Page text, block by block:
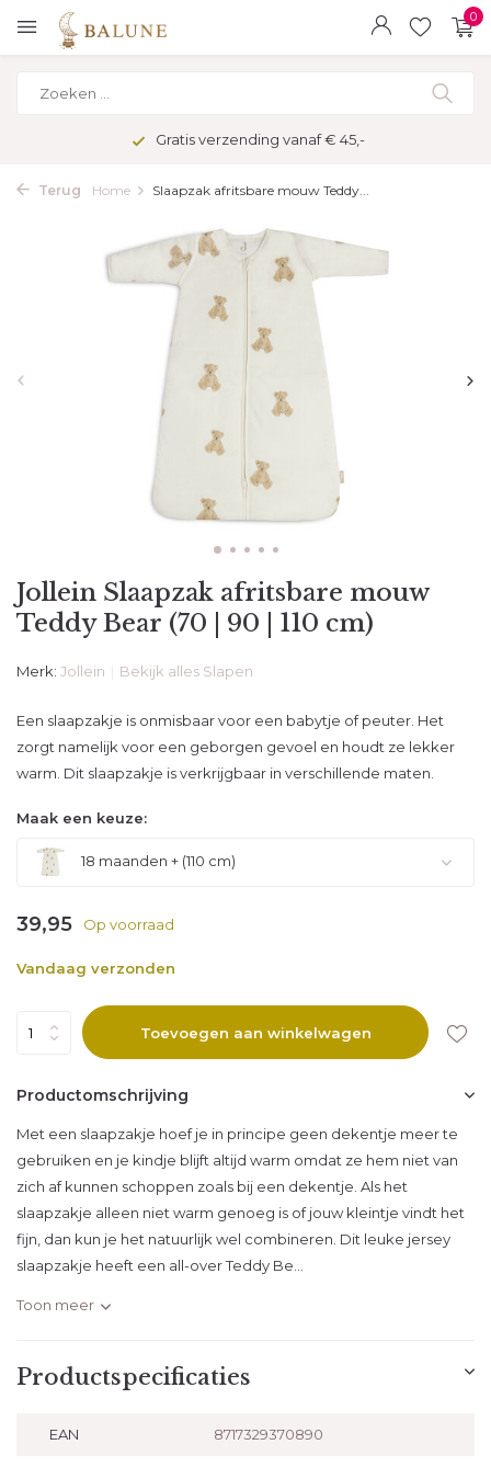
0
Gratis verzending vanaf € 45,-
Terug Home Slaapzak afritsbare mouw Teddy...
Jollein Slaapzak afritsbare mouw
Teddy Bear (70 | 90 | 110 cm)
Merk: Jollein Bekijk alles Slapen
Een slaapzakje is onmisbaar voor een babytje of peuter. Het
zorgt namelijk voor een geborgen gevoel en houdt ze lekker
warm. Dit slaapzakje is verkrijgbaar in verschillende maten.
Maak een keuze:
18 maanden + (110 cm)
39,95 Op voorraad
Vandaag verzonden
Toevoegen aan winkelwagen
Productomschrijving
Met een slaapzakje hoef je in principe geen dekentje meer te
gebruiken en je kindje blijft altijd warm omdat ze hem niet van
zich af kunnen schoppen zoals bij een dekentje. Als het
slaapzakje alleen niet warm genoeg is of jouw kleintje vindt het
fijn, dan kun je het natuurlijk wel combineren. Dit leuke jersey
slaapzakje heeft een all-over Teddy Be...
Toon meer
Productspecificaties
EAN 8717329370890